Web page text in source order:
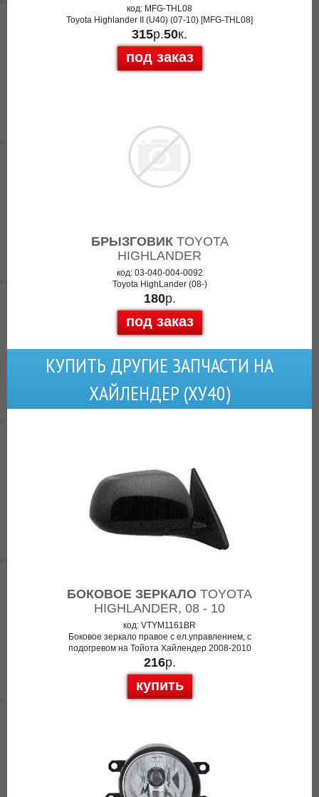
код: MFG-THL08
Toyota Highlander II (U40) (07-10) [MFG-THL08]
315р.50к.
под заказ
БРЫЗГОВИКTOYOTA
HIGHLANDER
код: 03-040-004-0092
Toyota HighLander (08-)
180р.
под заказ
КУПИТЬ ДРУГИЕ ЗАПЧАСТИ НА
ХАЙЛЕНДЕР (ХУ40)
БОКОВОЕ ЗЕРКАЛО TOYOTA
HIGHLANDER, 08 - 10
код: VTYM1161BR
Боковое зеркало правое с ел.управлением, с
подогревом на Тойота Хайлендер 2008-2010
216р.
купить